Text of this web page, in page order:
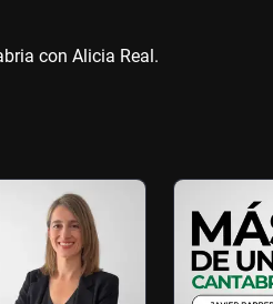
con Alicia Real.